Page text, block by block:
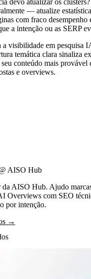
devo atualizar os clusters?
— atualize
com fraco
a intenção ou as SERP
a visibilidade em pesquisa
temática clara sinaliza
conteúdo mais provável
e overviews.
AISO Hub
AISO Hub. Ajudo
Overviews com SEO
por intenção.
→